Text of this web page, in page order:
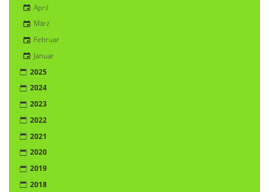
April
März
Februar
Januar
2025
2024
2023
2022
2021
2020
2019
2018